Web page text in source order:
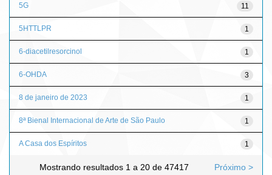
5G 11
5HTTLPR 1
6-diacetilresorcinol 1
6-OHDA 3
8 de janeiro de 2023 1
8ª Bienal Internacional de Arte de São Paulo 1
A Casa dos Espíritos 1
Mostrando resultados 1 a 20 de 47417 Próximo >